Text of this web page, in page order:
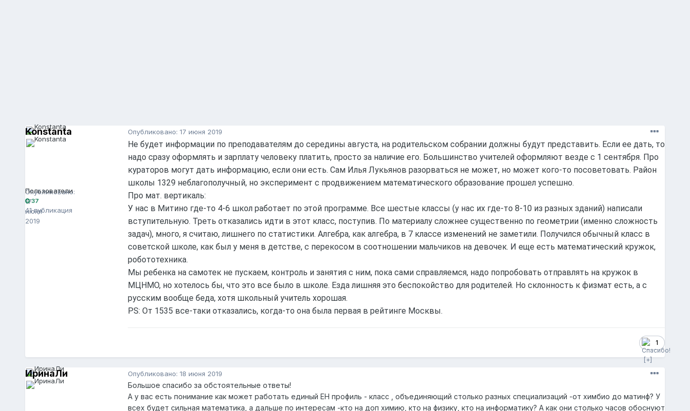
Опубликовано:
17
июня
2019
Konstanta
Пользователи
37
41 публикация
Опубликовано: 17 июня 2019
Не будет информации по преподавателям до середины августа, на родительском собрании должны будут представить. Если ее дать, то
надо сразу оформлять и зарплату человеку платить, просто за наличие его. Большинство учителей оформляют везде с 1 сентября. Про
кураторов могут дать информацию, если они есть. Сам Илья Лукьянов разорваться не может, но может кого-то посоветовать. Район
школы 1329 неблагополучный, но эксперимент с продвижением математического образование прошел успешно.
Про мат. вертикаль:
У нас в Митино где-то 4-6 школ работает по этой программе. Все шестые классы (у нас их где-то 8-10 из разных зданий) написали
вступительную. Треть отказались идти в этот класс, поступив. По материалу сложнее существенно по геометрии (именно сложность
задач), много, я считаю, лишнего по статистики. Алгебра, как алгебра, в 7 классе изменений не заметили. Получился обычный класс в
советской школе, как был у меня в детстве, с перекосом в соотношении мальчиков на девочек. И еще есть математический кружок,
робототехника.
Мы ребенка на самотек не пускаем, контроль и занятия с ним, пока сами справляемся, надо попробовать отправлять на кружок в
МЦНМО, но хотелось бы, что это все было в школе. Езда лишняя это беспокойство для родителей. Но склонность к физмат есть, а с
русским вообще беда, хотя школьный учитель хорошая.
PS: От 1535 все-таки отказались, когда-то она была первая в рейтинге Москвы.
1
ИринаЛи Опубликовано: 18 июня 2019
Большое спасибо за обстоятельные ответы!
А у вас есть понимание как может работать единый ЕН профиль - класс , объединяющий столько разных специализаций -от химбио до матинф? У
всех будет сильная математика, а дальше по интересам -кто на доп химию, кто на физику, кто на информатику? А как они столько часов обоснуют